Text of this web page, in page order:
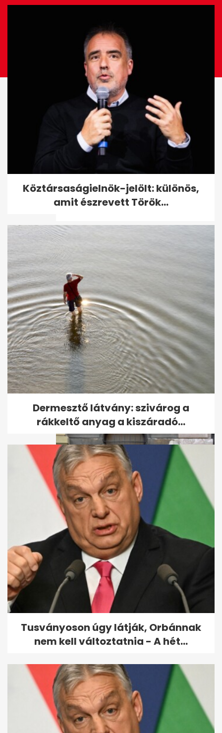
Ötöslottó: elvitték minden idők
legnagyobb főnyereményét -
A...
Meghalt a hajléktalanból lett
győri milliomos, aki 636
milliót...
Minden idők negyedik
legnagyobb nyereményét
vitték el ma a hatos...
Köztársaságielnök-jelölt: különös,
amit észrevett Török...
Dermesztő látvány: szivárog a
rákkeltő anyag a kiszáradó...
Tusványoson úgy látják, Orbánnak
nem kell változtatnia - A hét...